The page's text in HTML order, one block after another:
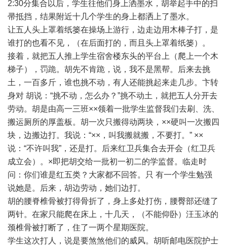
2:30分集合以后，学生往他们身上洒墨水，胡举起手中的扫
帚抵挡，结果附近十几个学生的身上都洒上了墨水。
让五人头上罩着纸篓在操场上游行，边走边用木棒子打，是
谁打的也看不见，（在后面打的，而且头上罩着纸篓）。
接着，就把五人推上学生宿舍楼东头的平台上（爬上一个木
梯子），罚跪。胡先不肯跪，说，我不是黑帮。后来去挑
土，一百多斤，谁也挑不动，有人还能挑起来走几步。卞转
身对 胡说：“挑不动，怎么办？”挑不动土，就把五人分开去
劳动。胡是由高一三班××领着一批学生监督我们去刷、洗、
搬运厕所的厚盖板。胡一次只搬得动两块，××硬叫一次搬四
块，边搬边打。我说：“××，叫我搬就搬，不要打。” ××
说：“不许叫我”，还是打。后来红卫兵集合去开会（红卫兵
成立会）。×即把胡交给一批初一初二的学监督。临走时
问：你们谁是红五类？大家都不回答。只 有一个学生勉强
说她是。后来，胡边劳动，她们边打。
胡的腰脊椎骨被打得骨折了，身上多处打伤，腰臀部还缝了
两针。在家只能爬在床上，十几天，（不能仰卧）汪玉冰的
颈椎骨被打断了，住了一两个星期医院。
学生这次打人，说是要煞煞他们的威风。胡听邮电医院护士